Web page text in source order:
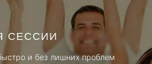
СЕССИИ
и без лишних проблем